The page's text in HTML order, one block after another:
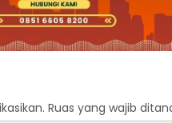
Ruas yang wajib